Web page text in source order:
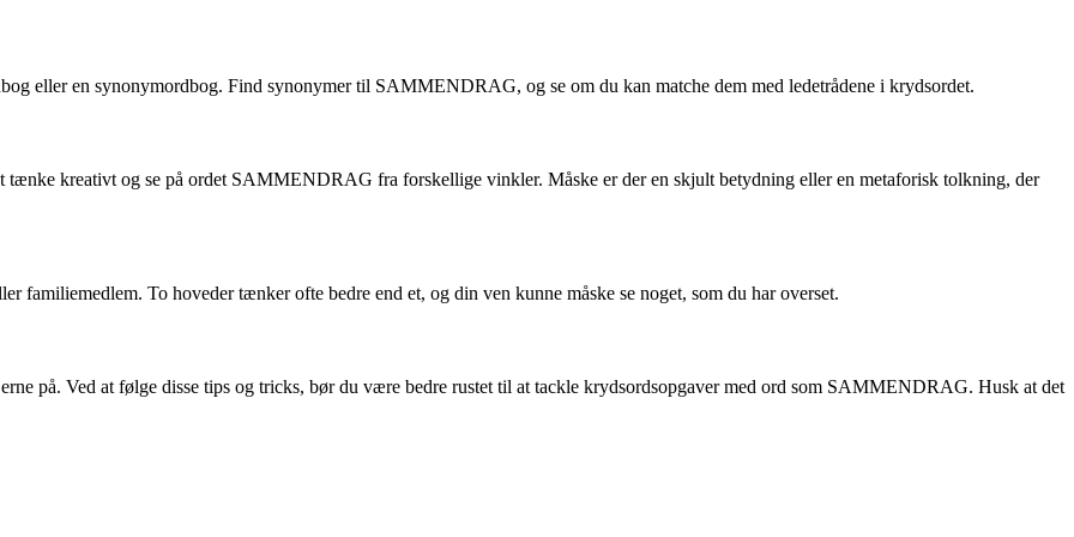
eller en synonymordbog. Find synonymer til SAMMENDRAG, og se om du kan matche dem med ledetrådene i krydsordet.
tænke kreativt og se på ordet SAMMENDRAG fra forskellige vinkler. Måske er der en skjult betydning eller en metaforisk tolkning, der
familiemedlem. To hoveder tænker ofte bedre end et, og din ven kunne måske se noget, som du har overset.
på. Ved at følge disse tips og tricks, bør du være bedre rustet til at tackle krydsordsopgaver med ord som SAMMENDRAG. Husk at det